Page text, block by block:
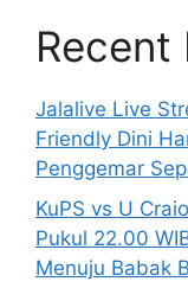
Recent
Jalalive Live
Friendly Dini
Penggemar
KuPS vs U
Pukul 22.00
Menuju Babak